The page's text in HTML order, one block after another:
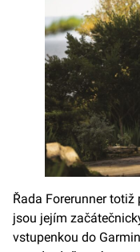
Řada Forerunner
jsou jejím
vstupenkou do